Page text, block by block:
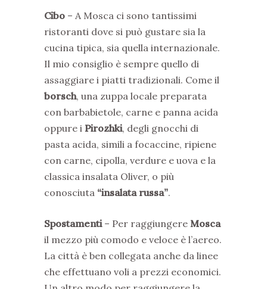
Cibo – A Mosca ci sono tantissimi
ristoranti dove si può gustare sia la
cucina tipica, sia quella internazionale.
Il mio consiglio è sempre quello di
assaggiare i piatti tradizionali. Come il
borsch, una zuppa locale preparata
con barbabietole, carne e panna acida
oppure i Pirozhki, degli gnocchi di
pasta acida, simili a focaccine, ripiene
con carne, cipolla, verdure e uova e la
classica insalata Oliver, o più
conosciuta “insalata russa”.
Spostamenti– Per raggiungere Mosca
il mezzo più comodo e veloce è l’aereo.
La città è ben collegata anche da linee
che effettuano voli a prezzi economici.